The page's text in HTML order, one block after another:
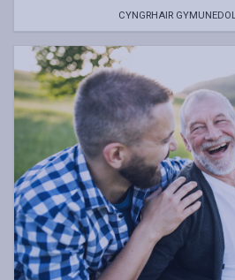
CYNGRHAIR